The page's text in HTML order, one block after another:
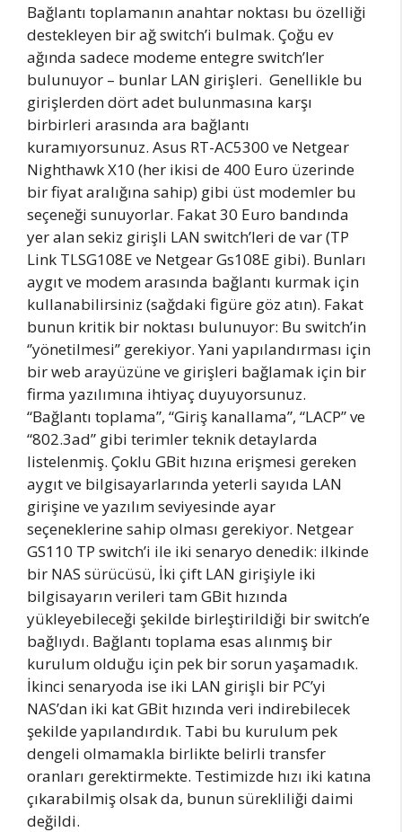
Bağlantı toplamanın anahtar noktası bu özelliği
destekleyen bir ağ switch’i bulmak. Çoğu ev
ağında sadece modeme entegre switch’ler
bulunuyor – bunlar LAN girişleri. Genellikle bu
girişlerden dört adet bulunmasına karşı
birbirleri arasında ara bağlantı
kuramıyorsunuz. Asus RT-AC5300 ve Netgear
Nighthawk X10 (her ikisi de 400 Euro üzerinde
bir fiyat aralığına sahip) gibi üst modemler bu
seçeneği sunuyorlar. Fakat 30 Euro bandında
yer alan sekiz girişli LAN switch’leri de var (TP
Link TLSG108E ve Netgear Gs108E gibi). Bunları
aygıt ve modem arasında bağlantı kurmak için
kullanabilirsiniz (sağdaki figüre göz atın). Fakat
bunun kritik bir noktası bulunuyor: Bu switch’in
‘’yönetilmesi’’ gerekiyor. Yani yapılandırması için
bir web arayüzüne ve girişleri bağlamak için bir
firma yazılımına ihtiyaç duyuyorsunuz.
“Bağlantı toplama”, “Giriş kanallama”, “LACP” ve
“802.3ad” gibi terimler teknik detaylarda
listelenmiş. Çoklu GBit hızına erişmesi gereken
aygıt ve bilgisayarlarında yeterli sayıda LAN
girişine ve yazılım seviyesinde ayar
seçeneklerine sahip olması gerekiyor. Netgear
GS110 TP switch’i ile iki senaryo denedik: ilkinde
bir NAS sürücüsü, İki çift LAN girişiyle iki
bilgisayarın verileri tam GBit hızında
yükleyebileceği şekilde birleştirildiği bir switch’e
bağlıydı. Bağlantı toplama esas alınmış bir
kurulum olduğu için pek bir sorun yaşamadık.
İkinci senaryoda ise iki LAN girişli bir PC’yi
NAS’dan iki kat GBit hızında veri indirebilecek
şekilde yapılandırdık. Tabi bu kurulum pek
dengeli olmamakla birlikte belirli transfer
oranları gerektirmekte. Testimizde hızı iki katına
çıkarabilmiş olsak da, bunun sürekliliği daimi
değildi.